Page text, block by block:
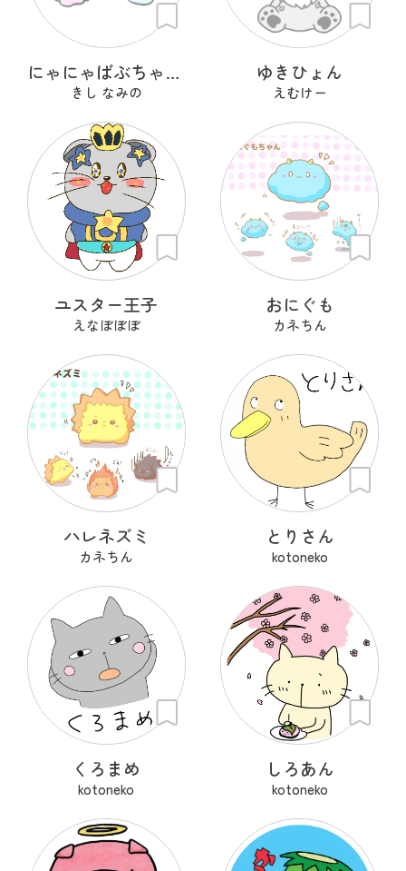
にゃにゃばぶちゃんず
きし なみの
ゆきひょん
えむけー
ユスター王子
えなぼぼぼ
おにぐも
カネちん
ハレネズミ
カネちん
とりさん
kotoneko
くろまめ
kotoneko
しろあん
kotoneko